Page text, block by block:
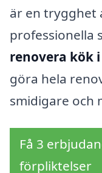
är en trygghet
professionella
renovera kök
göra hela
smidigare och
Få 3
förpliktelser